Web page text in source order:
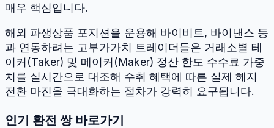
매우 핵심입니다.
해외 파생상품 포지션을 운용해 바이비트, 바이낸스 등
과 연동하려는 고부가가치 트레이더들은 거래소별 테
이커(Taker) 및 메이커(Maker) 정산 한도 수수료 가중
치를 실시간으로 대조해 수취 혜택에 따른 실제 헤지
전환 마진을 극대화하는 절차가 강력히 요구됩니다.
인기 환전 쌍 바로가기